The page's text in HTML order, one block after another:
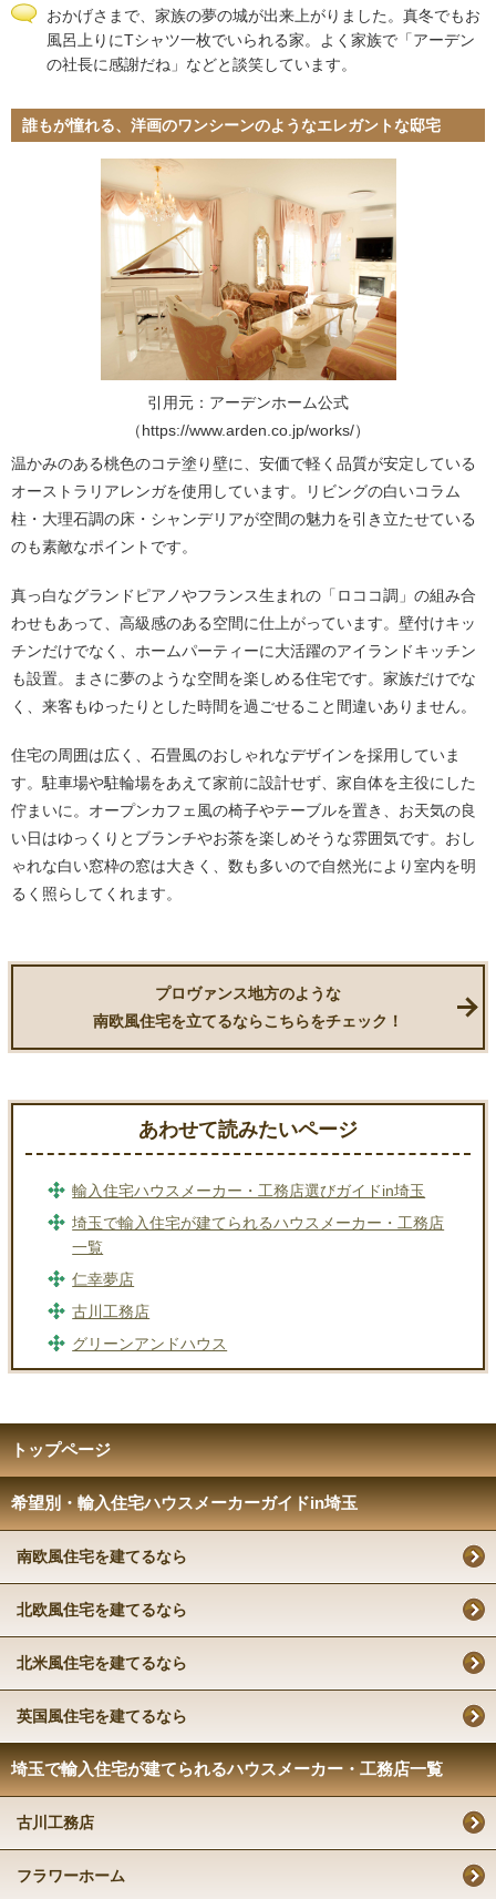
おかげさまで、家族の夢の城が出来上がりました。真冬でもお
風呂上りにTシャツ一枚でいられる家。よく家族で「アーデン
の社長に感謝だね」などと談笑しています。
誰もが憧れる、洋画のワンシーンのようなエレガントな邸宅
引用元：アーデンホーム公式
（https://www.arden.co.jp/works/）
温かみのある桃色のコテ塗り壁に、安価で軽く品質が安定している
オーストラリアレンガを使用しています。リビングの白いコラム
柱・大理石調の床・シャンデリアが空間の魅力を引き立たせている
のも素敵なポイントです。
真っ白なグランドピアノやフランス生まれの「ロココ調」の組み合
わせもあって、高級感のある空間に仕上がっています。壁付けキッ
チンだけでなく、ホームパーティーに大活躍のアイランドキッチン
も設置。まさに夢のような空間を楽しめる住宅です。家族だけでな
く、来客もゆったりとした時間を過ごせること間違いありません。
住宅の周囲は広く、石畳風のおしゃれなデザインを採用していま
す。駐車場や駐輪場をあえて家前に設計せず、家自体を主役にした
佇まいに。オープンカフェ風の椅子やテーブルを置き、お天気の良
い日はゆっくりとブランチやお茶を楽しめそうな雰囲気です。おし
ゃれな白い窓枠の窓は大きく、数も多いので自然光により室内を明
るく照らしてくれます。
プロヴァンス地方のような
南欧風住宅を立てるならこちらをチェック！
あわせて読みたいページ
輸入住宅ハウスメーカー・工務店選びガイドin埼玉
埼玉で輸入住宅が建てられるハウスメーカー・工務店
一覧
仁幸夢店
古川工務店
グリーンアンドハウス
トップページ
希望別・輸入住宅ハウスメーカーガイドin埼玉
南欧風住宅を建てるなら
北欧風住宅を建てるなら
北米風住宅を建てるなら
英国風住宅を建てるなら
埼玉で輸入住宅が建てられるハウスメーカー・工務店一覧
古川工務店
フラワーホーム